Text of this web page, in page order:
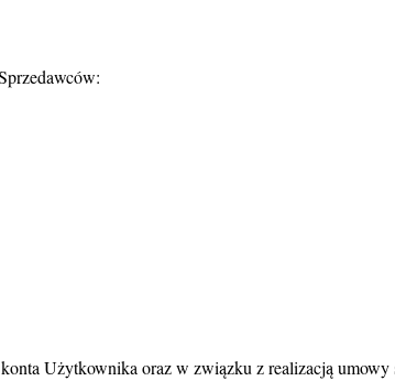
Użytkownika oraz w związku z realizacją